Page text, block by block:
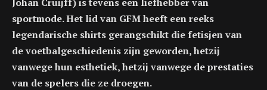
sportmode. Het lid van GFM heeft een reeks
legendarische shirts gerangschikt die fetisjen van
de voetbalgeschiedenis zijn geworden, hetzij
vanwege hun esthetiek, hetzij vanwege de prestaties
van de spelers die ze droegen.